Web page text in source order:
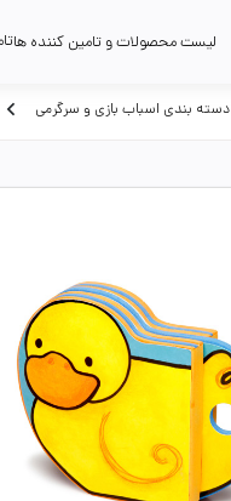
لیست محصولات و تامین کننده ها
دسته بندی اسباب بازی و سرگرمی